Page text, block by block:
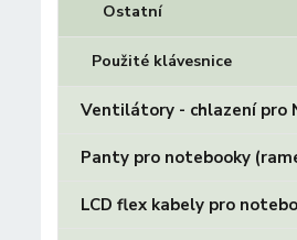
Ostatní
Použité klávesnice
Ventilátory - chlazení pro
Panty pro notebooky
LCD flex kabely pro